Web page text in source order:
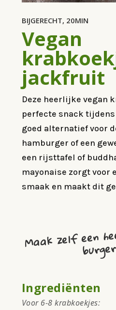
BIJGERECHT, 20MIN
Vegan
jackfruit
Deze heerlijke vegan
perfecte snack
goed alternatief voor
hamburger of een
een rijsttafel of
mayonaise zorgt voor
smaak en maakt dit
Maak zelf een
Ingrediënten
Voor 6-8 krabkoekjes: